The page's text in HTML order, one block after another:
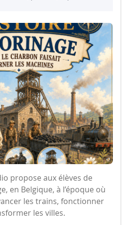
propose aux élèves de
en Belgique, à l’époque où
les trains, fonctionner
les villes.